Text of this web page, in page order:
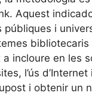
Aquest
i
incloure en les
l’ús d’Internet
i obtenir un